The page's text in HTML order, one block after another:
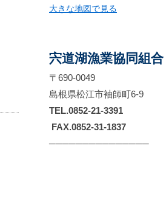
大きな地図で見る
宍道湖漁業協同組合
〒690-0049
島根県松江市袖師町6-9
TEL.0852-21-3391
FAX.0852-31-1837
───────────────